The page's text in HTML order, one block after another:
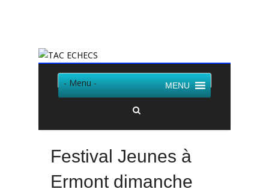
- Menu - MENU
Festival Jeunes à
Ermont dimanche